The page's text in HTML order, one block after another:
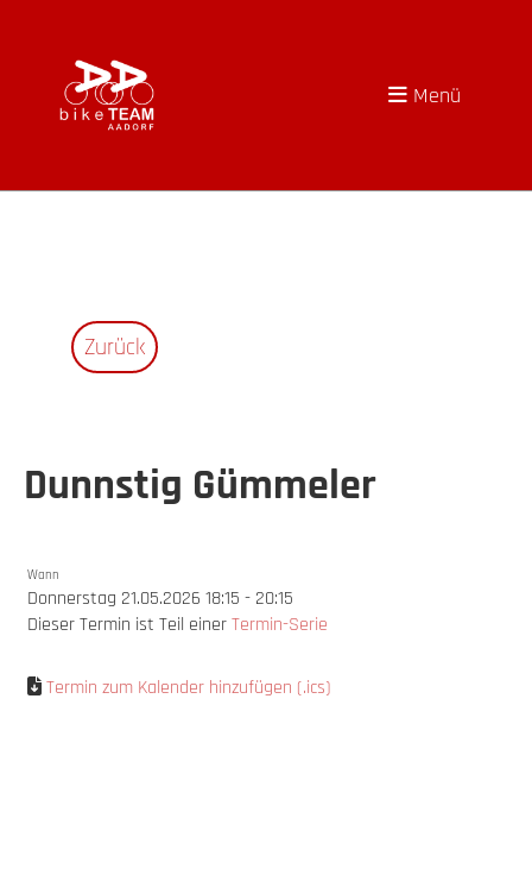
Menü
Zurück
Dunnstig Gümmeler
Wann
Donnerstag 21.05.2026 18:15 - 20:15
Dieser Termin ist Teil einerTermin-Serie
Termin zum Kalender hinzufügen (.ics)